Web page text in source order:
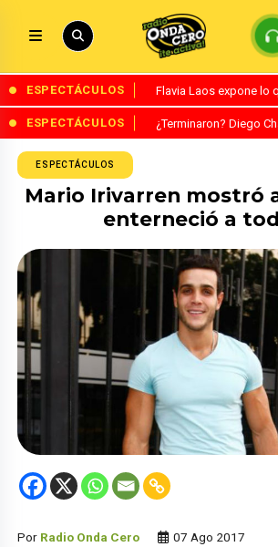
ESPECTÁCULOS Flavia Laos expone lo
ESPECTÁCULOS ¿Terminaron? Diego
ESPECTÁCULOS
Mario Irivarren mostró a
enterneció a
Por Radio Onda Cero 07 Ago 2017